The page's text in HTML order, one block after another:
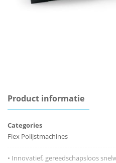
Product informatie
Categories
Flex Polijstmachines
• Innovatief, gereedschapsloos